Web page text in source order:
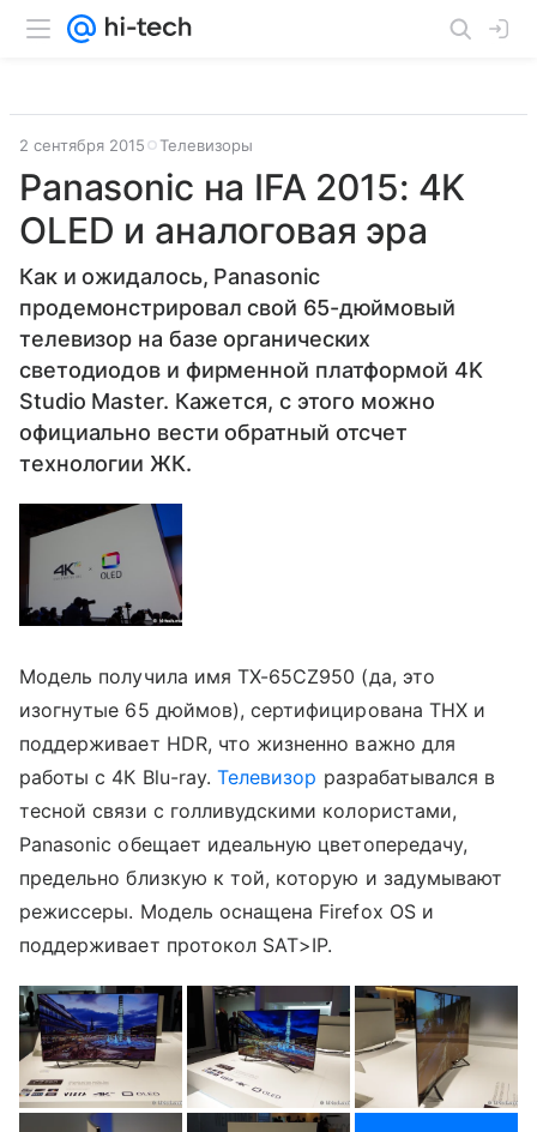
2 сентября 2015 Телевизоры
Panasonic на IFA 2015: 4K
OLED и аналоговая эра
Как и ожидалось, Panasonic
продемонстрировал свой 65-дюймовый
телевизор на базе органических
светодиодов и фирменной платформой 4K
Studio Master. Кажется, с этого можно
официально вести обратный отсчет
технологии ЖК.
Модель получила имя TX-65CZ950 (да, это
изогнутые 65 дюймов), сертифицирована THX и
поддерживает HDR, что жизненно важно для
работы с 4К Blu-ray.Телевизор разрабатывался в
тесной связи с голливудскими колористами,
Panasonic обещает идеальную цветопередачу,
предельно близкую к той, которую и задумывают
режиссеры. Модель оснащена Firefox OS и
поддерживает протокол SAT>IP.